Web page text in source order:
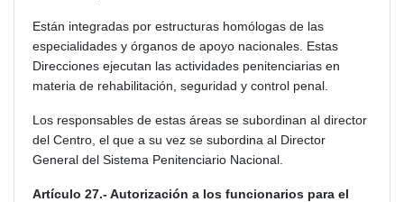
Están integradas por estructuras homólogas de las
especialidades y órganos de apoyo nacionales. Estas
Direcciones ejecutan las actividades penitenciarias en
materia de rehabilitación, seguridad y control penal.
Los responsables de estas áreas se subordinan al director
del Centro, el que a su vez se subordina al Director
General del Sistema Penitenciario Nacional.
Artículo 27.- Autorización a los funcionarios para el